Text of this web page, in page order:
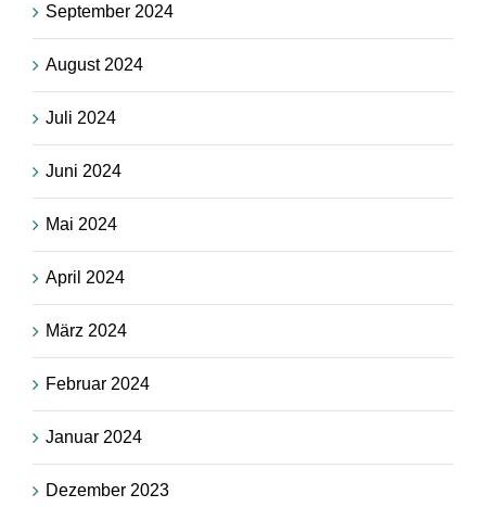
September 2024
August 2024
Juli 2024
Juni 2024
Mai 2024
April 2024
März 2024
Februar 2024
Januar 2024
Dezember 2023